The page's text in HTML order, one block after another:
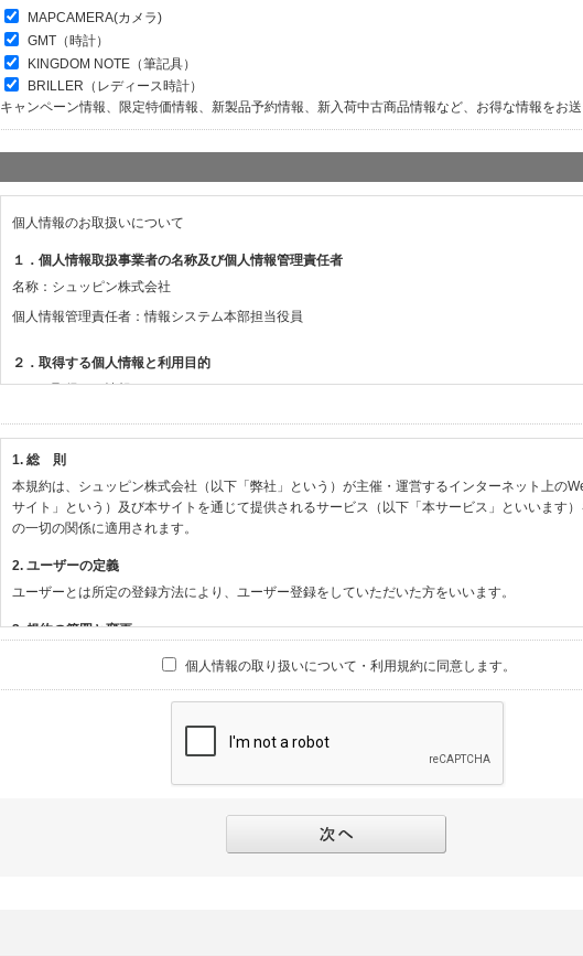
MAPCAMERA(カメラ)
GMT（時計）
KINGDOM NOTE（筆記具）
BRILLER（レディース時計）
キャンペーン情報、限定特価情報、新製品予約情報、新入荷中古商品情報など、お得な情報をお
個人情報のお取扱いについて
１．個人情報取扱事業者の名称及び個人情報管理責任者
名称：シュッピン株式会社
個人情報管理責任者：情報システム本部担当役員
２．取得する個人情報と利用目的
（１）取得する情報
・必須登録：氏名、生年月日、性別、住所、電話番号、メールアドレス、パスワード
・任意登録：ニックネーム、プロフィール画像、希望するメールマガジンの種類
【当社サービスをご利用時に当社が取得またはご提供いただく情報】
・お支払いやお振込みに関わる情報（クレジットカード・銀行口座・電子マネー等の決済時に
・法律上の要請等により、本人確認を行うための本人確認書類（運転免許証、健康保険証、住
・EVERYBODY×PHOTOGRAPHER.comのご利用に伴いご登録いただいた、広範囲設定をご希
撮影機材や機材の設定等に関する情報、および画像データとその画像データに含まれる情報
・当社ウェブサイト・サービス内のクッキー情報
【外部サービスアカウントを利用される場合】
会員登録時にソーシャルネットワーキングサービス等の外部サービスとの連携を許可した場合
・当社物品販売、古物買取事業および個人・法人の売買仲介業に伴うご案内、契約、申し込み
・メールマガジンの配信、および当社が提供する商品・サービスについてのアンケート実施のた
・EVERYBODY×PHOTOGRAPHER.comのフォトシェアリングサービス運営のため
1. 総 則
本規約は、シュッピン株式会社（以下「弊社」という）が主催・運営するインターネット上の
サイト」という）及び本サイトを通じて提供されるサービス（以下「本サービス」といいます
の一切の関係に適用されます。
2. ユーザーの定義
ユーザーとは所定の登録方法により、ユーザー登録をしていただいた方をいいます。
3. 規約の範囲と変更
1) 本規約は、本サイト及び本サービスの利用に関し、弊社及び全てのユーザーに適用されます。
2) 弊社が別途規定する個別規定、及び弊社が随時本サイト内に掲示またはユーザーに対し通知
す。本規約と個別規定及び追加規定が異なる場合は、個別規定及び追加規定が優先するものとし
3) 弊社はユーザーの承諾を得ることなく、本規約を変更できるものとし、ユーザーはこれを承
た場合は、本サイト内に掲示またはユーザーに対し通知するものとし、その後にユーザーが本
1) ユーザーは、本サイトの利用に際し、ユーザー本人のユーザーID、パスワード、メールアド
個人情報の取り扱いについて・利用規約に同意します。